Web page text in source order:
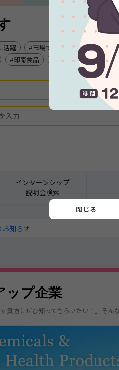
活躍 市場で働くって、カッコいい！
印南食品 ★事務職積極採用中★
インターンシップ
説明会検索
お知らせ
ップ企業
す貴方にぜひ知ってもらいたい！」そん
閉じる